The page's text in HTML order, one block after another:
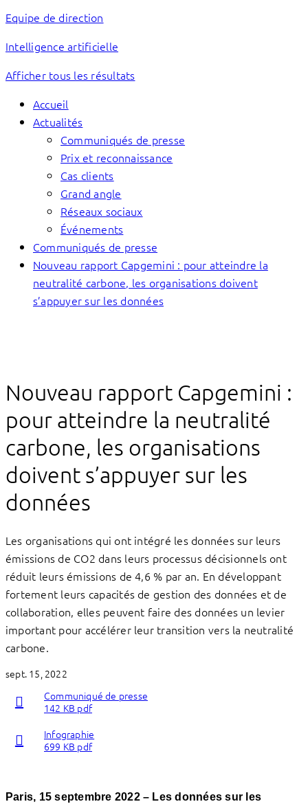
Equipe de direction
Intelligence artificielle
Afficher tous les résultats
Accueil
Actualités
Communiqués de presse
Prix et reconnaissance
Cas clients
Grand angle
Réseaux sociaux
Événements
Communiqués de presse
Nouveau rapport Capgemini : pour atteindre la
neutralité carbone, les organisations doivent
s’appuyer sur les données
Nouveau rapport Capgemini :
pour atteindre la neutralité
carbone, les organisations
doivent s’appuyer sur les
données
Les organisations qui ont intégré les données sur leurs
émissions de CO2 dans leurs processus décisionnels ont
réduit leurs émissions de 4,6 % par an. En développant
fortement leurs capacités de gestion des données et de
collaboration, elles peuvent faire des données un levier
important pour accélérer leur transition vers la neutralité
carbone.
sept. 15, 2022
Communiqué de presse
142 KB pdf
Infographie
699 KB pdf
Paris, 15 septembre 2022 – Les données sur les